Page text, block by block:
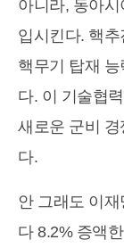
아니라, 동아
입시킨다. 핵
핵무기 탑재 능
다. 이 기술협
새로운 군비 경
다.
안 그래도 이
다 8.2% 증액